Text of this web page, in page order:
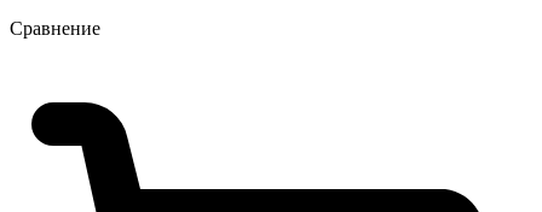
Сравнение